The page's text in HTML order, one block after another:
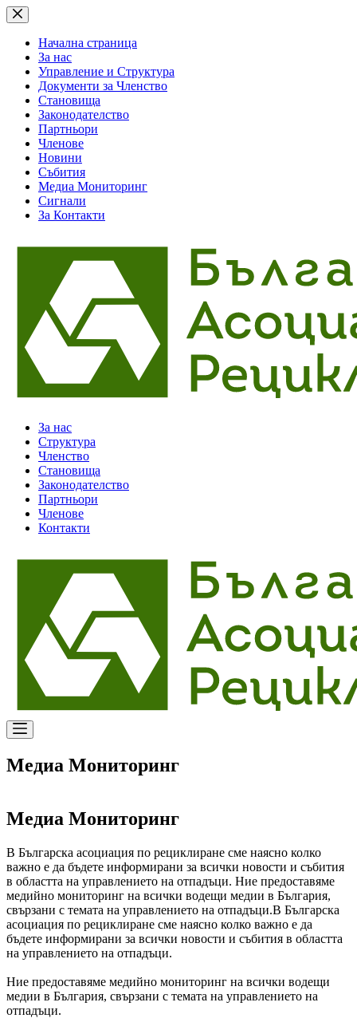
Skip
to
contentНачална страница
За нас
Управление и Структура
Документи за Членство
Становища
Законодателство
Партньори
Членове
Новини
Събития
Медиа Мониторинг
Сигнали
За Контакти
За нас
Структура
Членство
Становища
Законодателство
Партньори
Членове
Контакти
Медиа Мониторинг
Медиа Мониторинг
В Българска асоциация по рециклиране сме наясно колко
важно е да бъдете информирани за всички новости и събития
в областта на управлението на отпадъци. Ние предоставяме
медийно мониторинг на всички водещи медии в България,
свързани с темата на управлението на отпадъци.В Българска
асоциация по рециклиране сме наясно колко важно е да
бъдете информирани за всички новости и събития в областта
на управлението на отпадъци.
Ние предоставяме медийно мониторинг на всички водещи
медии в България, свързани с темата на управлението на
отпадъци.